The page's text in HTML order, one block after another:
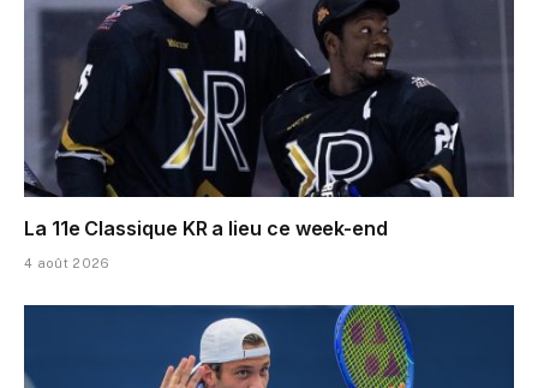
La 11e Classique KR a lieu ce week-end
4 août 2026